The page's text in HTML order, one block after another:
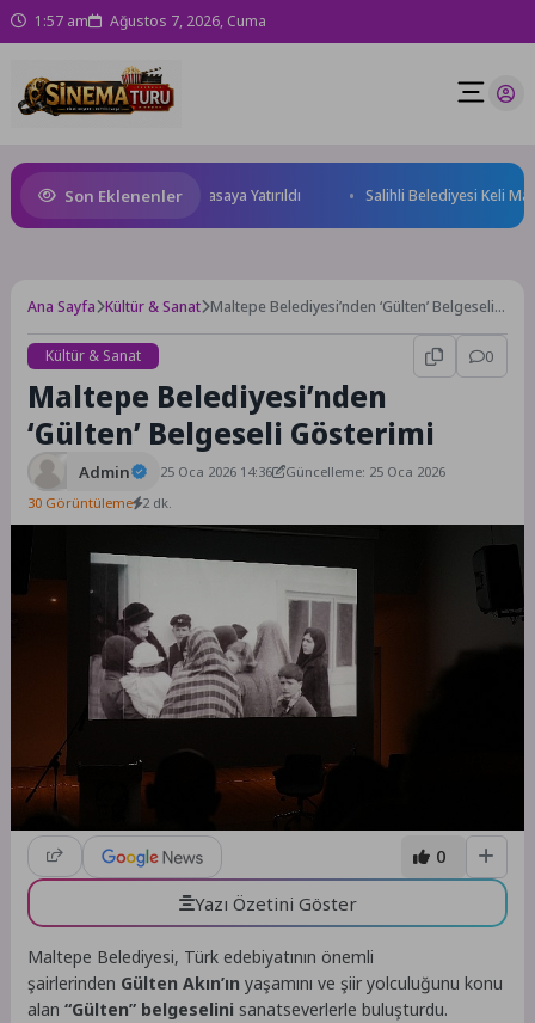
1:57 am Ağustos 7, 2026, Cuma
Son Eklenenler
ve Yatırım Potansiyeli Masaya Yatırıldı Salihli Belediyesi Keli
Ana Sayfa Kültür & Sanat Maltepe Belediyesi’nden ‘Gülten’ Belgeseli
Kültür & Sanat
0
Maltepe Belediyesi’nden
‘Gülten’ Belgeseli Gösterimi
Admin 25 Oca 2026 14:36
Güncelleme: 25 Oca 2026
30 Görüntüleme 2 dk.
0
Yazı Özetini Göster
Maltepe Belediyesi, Türk edebiyatının önemli
şairlerinden Gülten Akın’ın yaşamını ve şiir yolculuğunu konu
alan“Gülten” belgeselini sanatseverlerle buluşturdu.